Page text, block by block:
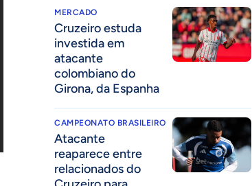
MERCADO
Cruzeiro estuda
investida em
atacante
colombiano do
Girona, da Espanha
CAMPEONATO BRASILEIRO
Atacante
reaparece entre
relacionados do